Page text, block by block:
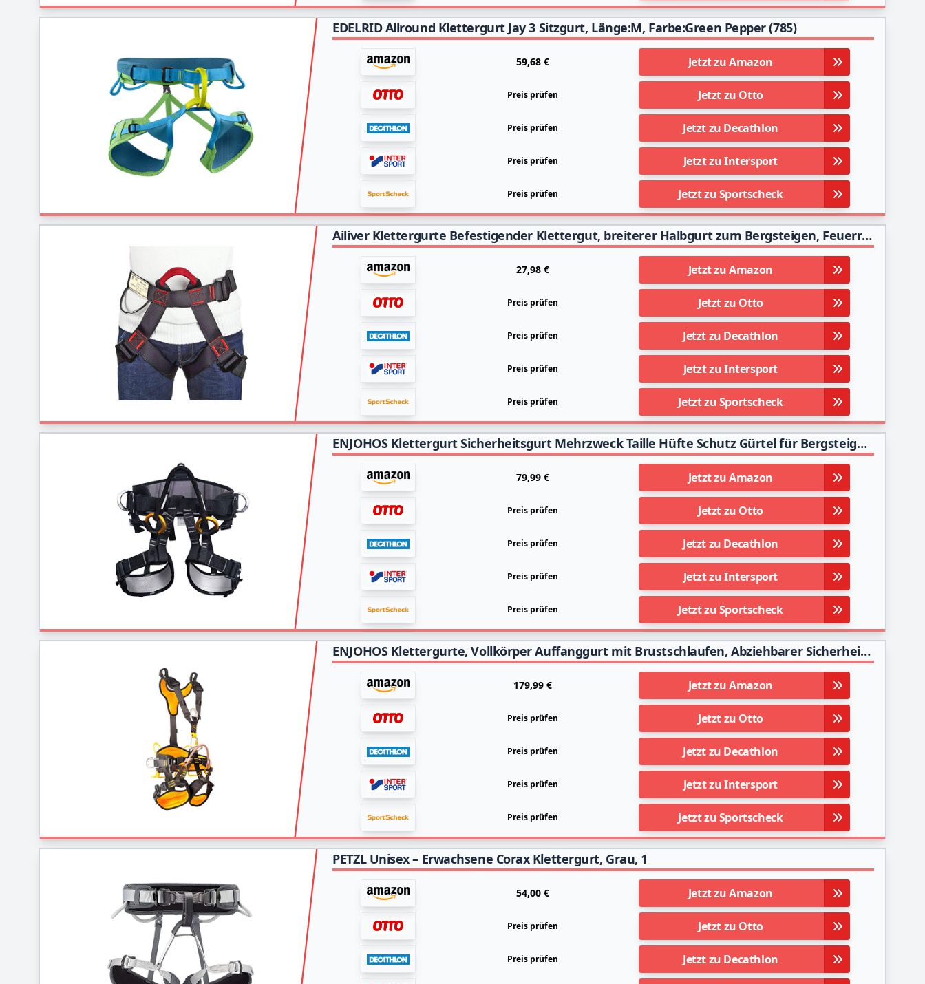
EDELRID Allround Klettergurt Jay 3 Sitzgurt, Länge:M, Farbe:Green Pepper (785)
59,68 € Jetzt zu Amazon
Preis prüfen Jetzt zu Otto
Preis prüfen Jetzt zu Decathlon
Preis prüfen Jetzt zu Intersport
Preis prüfen Jetzt zu Sportscheck
Ailiver Klettergurte Befestigender Klettergut, breiterer Halbgurt zum Bergsteigen, Feuerrettung, Für Frauen, Männer und Kinder halber Körperklettergurt (Schwarz)
27,98 € Jetzt zu Amazon
Preis prüfen Jetzt zu Otto
Preis prüfen Jetzt zu Decathlon
Preis prüfen Jetzt zu Intersport
Preis prüfen Jetzt zu Sportscheck
ENJOHOS Klettergurt Sicherheitsgurt Mehrzweck Taille Hüfte Schutz Gürtel für Bergsteigen Baumklettern Absturzsicherung Outdoor
79,99 € Jetzt zu Amazon
Preis prüfen Jetzt zu Otto
Preis prüfen Jetzt zu Decathlon
Preis prüfen Jetzt zu Intersport
Preis prüfen Jetzt zu Sportscheck
ENJOHOS Klettergurte, Vollkörper Auffanggurt mit Brustschlaufen, Abziehbarer Sicherheitsgurt，Mehrzweck Taille Hüfte Schutz Gürtel für Bergsteigen Baumklettern Absturzsicherung Outdoor
179,99 € Jetzt zu Amazon
Preis prüfen Jetzt zu Otto
Preis prüfen Jetzt zu Decathlon
Preis prüfen Jetzt zu Intersport
Preis prüfen Jetzt zu Sportscheck
PETZL Unisex – Erwachsene Corax Klettergurt, Grau, 1
54,00 € Jetzt zu Amazon
Preis prüfen Jetzt zu Otto
Preis prüfen Jetzt zu Decathlon